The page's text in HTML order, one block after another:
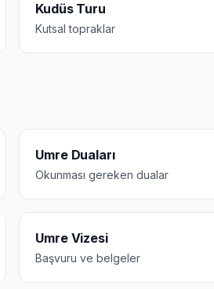
Kudüs Turu
Kutsal topraklar
Umre Duaları
Okunması gereken dualar
Umre Vizesi
Başvuru ve belgeler